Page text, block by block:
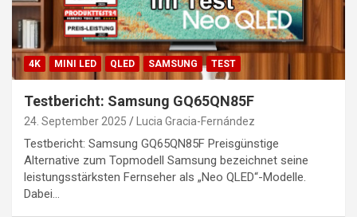
4K MINI LED QLED SAMSUNG TEST
Testbericht: Samsung GQ65QN85F
24. September 2025 Lucia Gracia-Fernández
Testbericht: Samsung GQ65QN85F Preisgünstige
Alternative zum Topmodell Samsung bezeichnet seine
leistungsstärksten Fernseher als „Neo QLED“-Modelle.
Dabei…